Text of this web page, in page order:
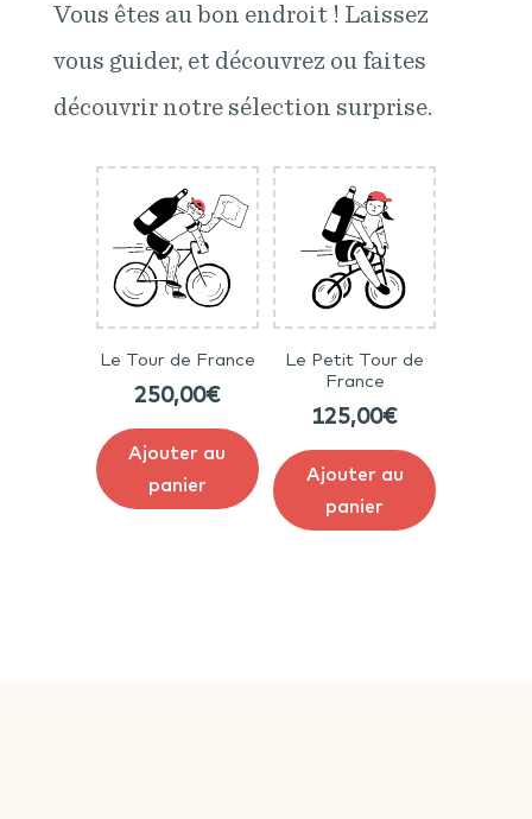
Vous êtes au bon endroit ! Laissez
vous guider, et découvrez ou faites
découvrir notre sélection surprise.
Le Tour de France
250,00€
Ajouter au
panier
Le Petit Tour de
France
125,00€
Ajouter au
panier